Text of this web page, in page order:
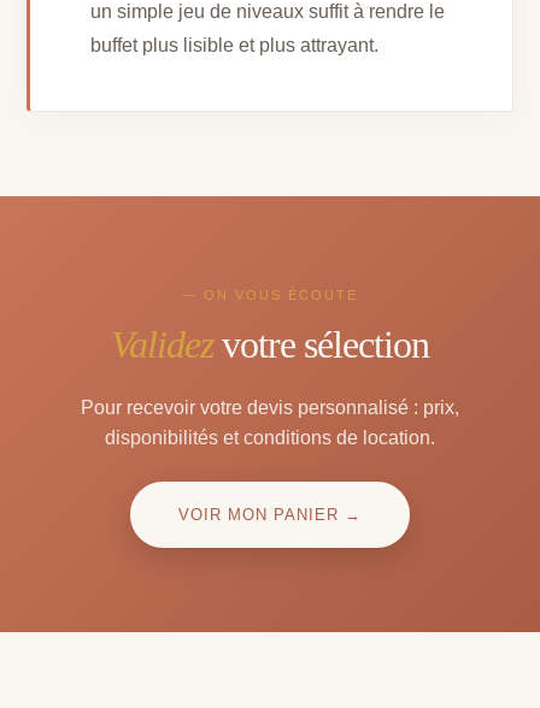
un simple jeu de niveaux suffit à rendre le
buffet plus lisible et plus attrayant.
— ON VOUS ÉCOUTE
Validezvotre sélection
Pour recevoir votre devis personnalisé : prix,
disponibilités et conditions de location.
VOIR MON PANIER →